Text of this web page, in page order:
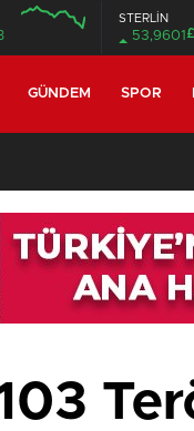
STERLİN
53,9601 £
GÜNDEM SPOR